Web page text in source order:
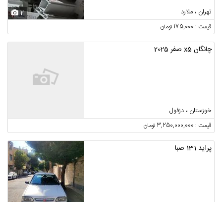
تهران ، ملارد 2
قیمت : 175,000 تومان
چانگان x5 صفر 2025
خوزستان ، دزفول
قیمت : 3,250,000,000 تومان
پراید 131 صبا